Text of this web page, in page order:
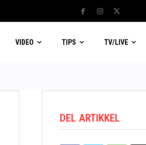
VIDEO TIPS TV/LIVE
DEL ARTIKKEL